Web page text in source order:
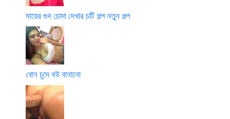
মায়ের গুদ চোদা দেখার চটি গল্প নতুন গল্প
বোন চুদে বউ বানানো